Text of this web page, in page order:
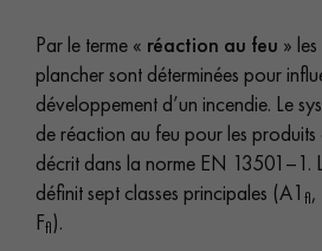
Par le terme « réaction au feu »
plancher sont déterminées pour
développement d’un incendie. Le
de réaction au feu pour les
décrit dans la norme EN 13501–1.
définit sept classes principales (A1 fl,
Ffl).